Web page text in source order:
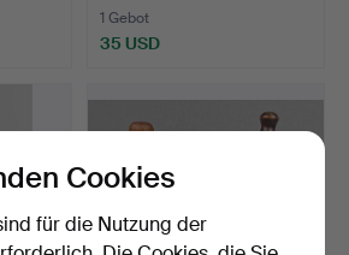
1 Gebot
35 USD
Cookies
für die Nutzung der